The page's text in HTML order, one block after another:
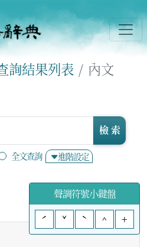
詢結果列表 內文
全文查詢 進階設定
檢 索
聲調符號小鍵盤
ˊ
ˇ ˋ ^ +